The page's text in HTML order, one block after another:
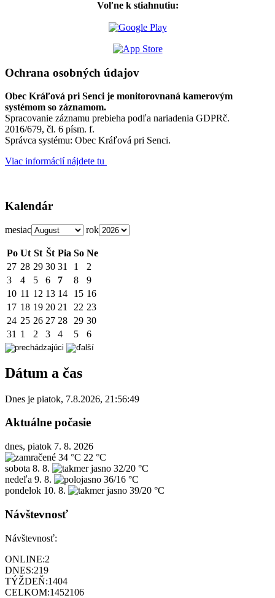
Voľne k stiahnutiu:
Ochrana osobných údajov
Obec Kráľová pri Senci je monitorovnaná kamerovým
systémom so záznamom.
Spracovanie záznamu prebieha podľa nariadenia GDPRč.
2016/679, čl. 6 písm. f.
Správca systému: Obec Kráľová pri Senci.
Viac informácií nájdete tu
Kalendár
mesiac rok
Po Ut St Št Pia So Ne
27 28 29 30 31 1
2
3
4 5 6 7 8
9
10 11 12 13 14 15 16
17 18 19 20 21 22 23
24 25 26 27 28 29 30
31 1 2 3 4 5 6
Dátum a čas
Dnes je piatok, 7.8.2026, 21:56:49
Aktuálne počasie
dnes, piatok 7. 8. 2026
34 °C 22 °C
sobota 8. 8.
32/20 °C
nedeľa 9. 8.
36/16 °C
pondelok 10. 8. 39/20 °C
Návštevnosť
Návštevnosť:
ONLINE:2
DNES:219
TÝŽDEŇ:1404
CELKOM:1452106